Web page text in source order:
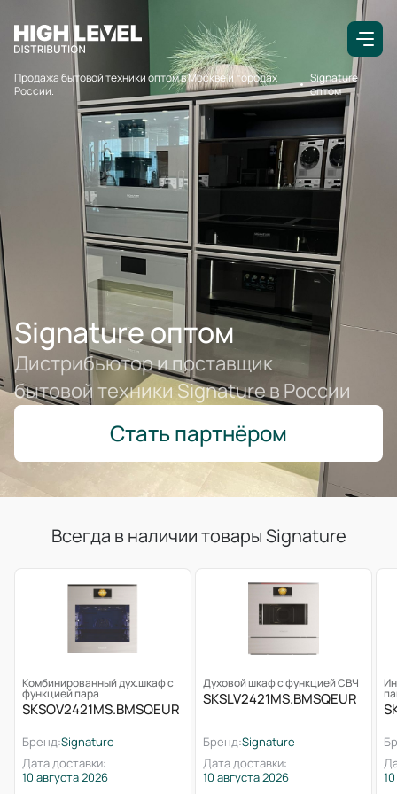
Продажа бытовой техники оптом в Москве и городах
России.
Signature
оптом
Signature оптом
Дистрибьютор и поставщик
бытовой техники Signature в России
Стать партнёром
Всегда в наличии товары Signature
Комбинированный дух.шкаф с
функцией пара
SKSOV2421MS.BMSQEUR
Бренд:Signature
Дата доставки:
10 августа 2026
Духовой шкаф с функцией СВЧ
SKSLV2421MS.BMSQEUR
Бренд:Signature
Дата доставки:
10 августа 2026